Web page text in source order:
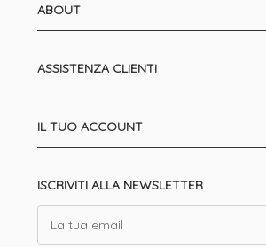
ABOUT
ASSISTENZA CLIENTI
IL TUO ACCOUNT
ISCRIVITI ALLA NEWSLETTER